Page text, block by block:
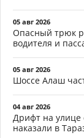
05 авг 2026
Опасный трюк
водителя и
05 авг 2026
Шоссе Алаш
04 авг 2026
Дрифт на улице
наказали в